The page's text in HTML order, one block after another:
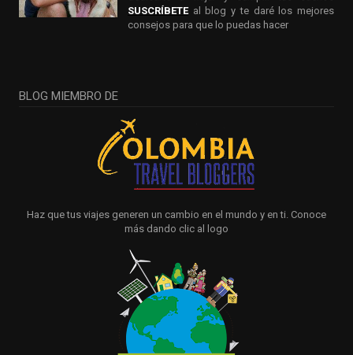
SUSCRÍBETEal blog y te daré los mejores
consejos para que lo puedas hacer
BLOG MIEMBRO DE
Haz que tus viajes generen un cambio en el mundo y en ti. Conoce
más dando clic al logo